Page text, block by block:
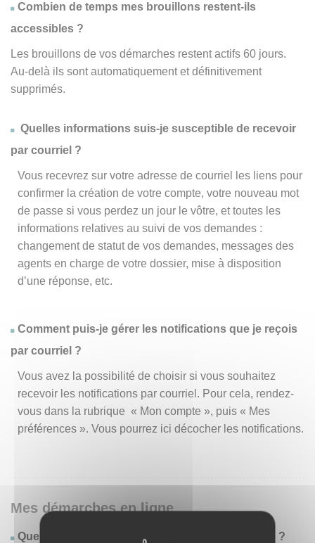
Combien de temps mes brouillons restent-ils
accessibles ?
Les brouillons de vos démarches restent actifs 60 jours.
Au-delà ils sont automatiquement et définitivement
supprimés.
Quelles informations suis-je susceptible de recevoir
par courriel ?
Vous recevrez sur votre adresse de courriel les liens pour
confirmer la création de votre compte, votre nouveau mot
de passe si vous perdez un jour le vôtre, et toutes les
informations relatives au suivi de vos demandes :
changement de statut de vos demandes, messages des
agents en charge de votre dossier, mise à disposition
d’une réponse, etc.
Comment puis-je gérer les notifications que je reçois
par courriel ?
Vous avez la possibilité de choisir si vous souhaitez
recevoir les notifications par courriel. Pour cela, rendez-
vous dans la rubrique « Mon compte », puis « Mes
préférences ». Vous pourrez ici décocher les notifications.
Mes démarches en ligne
Quelles sont les démarches disponibles en ligne ?